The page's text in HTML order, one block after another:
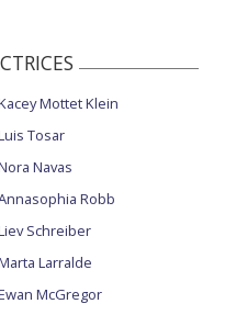
Mottet Klein
Tosar
Navas
Robb
Schreiber
Larralde
McGregor